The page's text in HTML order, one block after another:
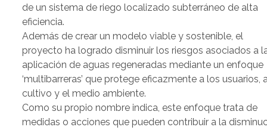
de un sistema de riego localizado subterráneo de alta
eficiencia.
Además de crear un modelo viable y sostenible, el
proyecto ha logrado disminuir los riesgos asociados a
aplicación de aguas regeneradas mediante un enfoque
‘multibarreras’ que protege eficazmente a los usuarios,
cultivo y el medio ambiente.
Como su propio nombre indica, este enfoque trata de
medidas o acciones que pueden contribuir a la